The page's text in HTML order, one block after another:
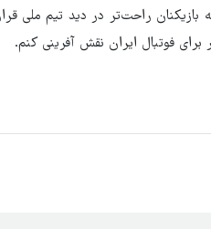
راحت‌تر در دید تیم ملی
برای فوتبال ایران نقش آفرینی کنم.